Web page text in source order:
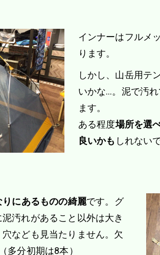
インナーはフルメ
ります。
しかし、山岳用テ
いかな…。泥で汚
ます。
ある程度場所を選
良いかも しれない
にあるものの綺麗です。グ
汚れがあること以外は大き
なども見当たりません。欠
多分初期は8本）